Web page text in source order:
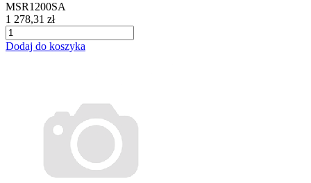
MSR1200SA
1 278,31 zł
Dodaj do koszyka